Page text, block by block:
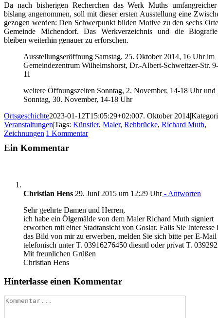
Da nach bisherigen Recherchen das Werk Muths
bislang angenommen, soll mit dieser ersten Ausstellung eine
gezogen werden: Den Schwerpunkt bilden Motive zu den sechs
Gemeinde Michendorf. Das Werkverzeichnis und die
bleiben weiterhin genauer zu erforschen.
Ausstellungseröffnung Samstag, 25. Oktober 2014, 16 Uhr im
Gemeindezentrum Wilhelmshorst, Dr.-Albert-Schweitzer-Str. 9-
11
weitere Öffnungszeiten Sonntag, 2. November, 14-18 Uhr und
Sonntag, 30. November, 14-18 Uhr
Ortsgeschichte2023-01-12T15:05:29+02:007. Oktober 2014|
Veranstaltungen|Tags: Künstler, Maler, Rehbrücke, Richard Muth,
Zeichnungen|1 Kommentar
Ein Kommentar
Christian Hens 29. Juni 2015 um 12:29 Uhr- Antworten
Sehr geehrte Damen und Herren,
ich habe ein Ölgemälde von dem Maler Richard Muth signiert
erworben mit einer Stadtansicht von Goslar. Falls Sie Interesse
das Bild von mir zu erwerben, melden Sie sich bitte per E-Mail
telefonisch unter T. 03916276450 diesntl oder privat T.
Mit freunlichen Grüßen
Christian Hens
Hinterlasse einen Kommentar
Kommentar